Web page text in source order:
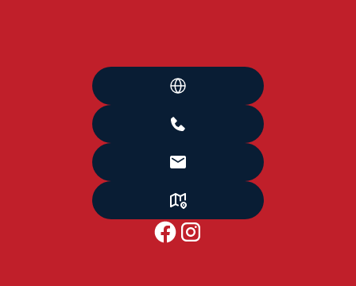
A-tec BV
Kleistraat 9, 2320 Hoogstraten